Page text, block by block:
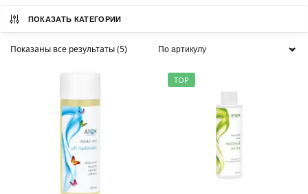
ПОКАЗАТЬ КАТЕГОРИИ
Показаны все результаты (5)
TOP